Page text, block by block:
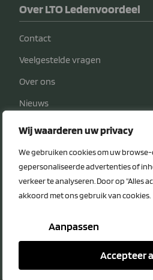
Wij waarderen uw privacy
We gebruiken cookies om uw
gepersonaliseerde advertenties of
verkeer te analyseren. Door op "Alles
akkoord met ons gebruik van cookies.
Aanpassen
Accepteer
Over LTO Ledenvoordeel
Contact
Veelgestelde vragen
Over ons
Nieuws
Privacy Statement
Voordeelcategorieën
Energie